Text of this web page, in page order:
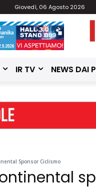
Giovedì, 06 Agosto 2026
IR TV NEWS DAI
Sponsor Ciclismo